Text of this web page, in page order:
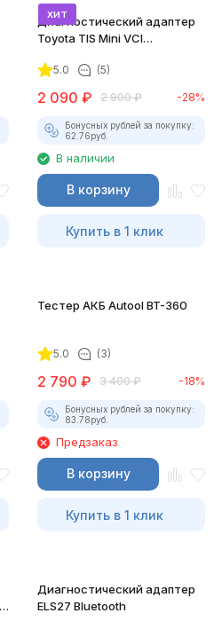
хит
Диагностический адаптер
Toyota TIS Mini VCI
5.0 (5)
2 090 ₽ 2 900 ₽ -28%
Бонусных рублей за покупку:
62.76руб.
В наличии
В корзину
Купить в 1 клик
Тестер АКБ Autool BT-360
5.0 (3)
2 790 ₽ 3 400 ₽ -18%
Бонусных рублей за покупку:
83.78руб.
Предзаказ
В корзину
Купить в 1 клик
Диагностический адаптер
ELS27 Bluetooth